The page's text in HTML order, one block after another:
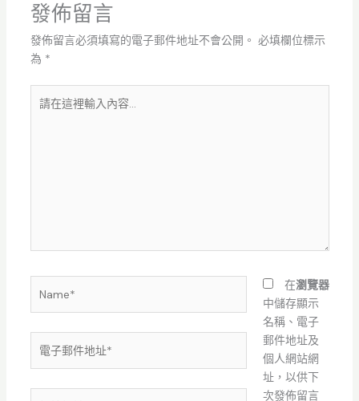
發佈留言
發佈留言必須填寫的電子郵件地址不會公開。 必填欄位標示
為 *
在
在瀏覽器
中儲存顯示
名稱、電子
郵件地址及
個人網站網
址，以供下
次發佈留言